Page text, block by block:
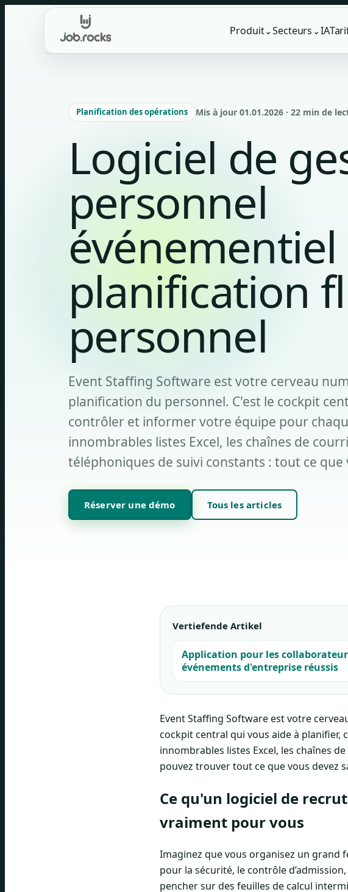
Produit⌄Secteurs ⌄IA
Planification des opérations Mis à jour 01.01.2026 · 22 min de
Logiciel de
personnel
planification
personnel
Event Staffing Software est votre cerveau
planification du personnel. C'est le cockpit
contrôler et informer votre équipe pour
innombrables listes Excel, les chaînes de
téléphoniques de suivi constants : tout ce que
Réserver une démo Tous les articles
Vertiefende Artikel
Application pour les
événements d'entreprise réussis
Event Staffing Software est votre
cockpit central qui vous aide à
innombrables listes Excel, les chaînes
pouvez trouver tout ce que vous devez
Ce qu'un logiciel de
vraiment pour vous
Imaginez que vous organisez un grand
pour la sécurité, le contrôle
pencher sur des feuilles de calcul